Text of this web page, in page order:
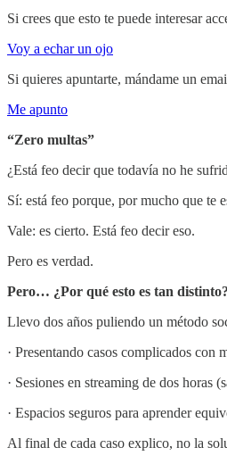
Si crees que esto te puede interesar
Voy a echar un ojo
Si quieres apuntarte, mándame un
Me apunto
“Zero multas”
¿Está feo decir que todavía no he
Sí: está feo porque, por mucho que te
Vale: es cierto. Está feo decir eso.
Pero es verdad.
Pero… ¿Por qué esto es tan distinto?
Llevo dos años puliendo un método
· Presentando casos complicados con
· Sesiones en streaming de dos horas
· Espacios seguros para aprender
Al final de cada caso explico, no la